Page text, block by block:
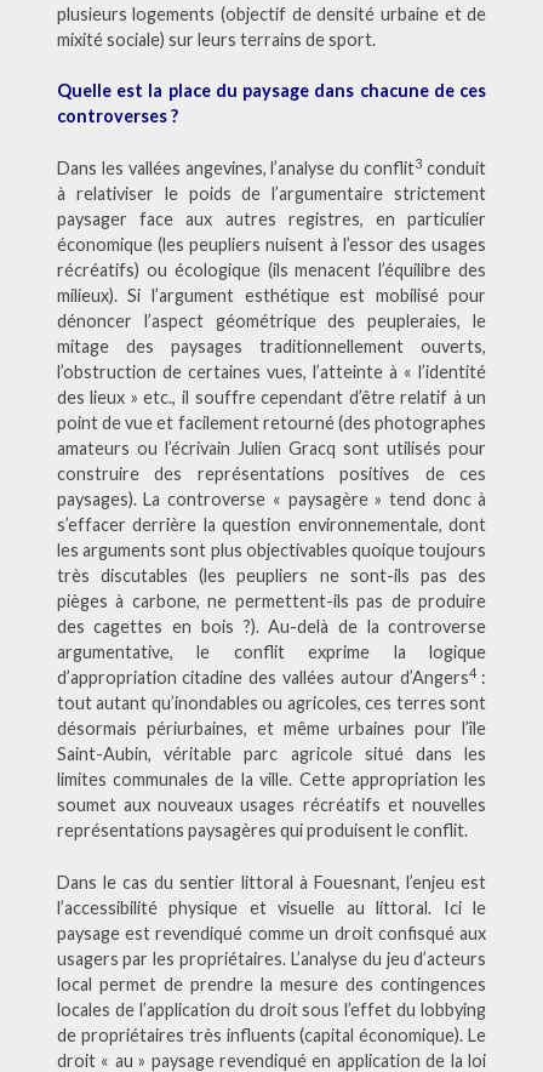
plusieurs logements (objectif de densité urbaine et de
mixité sociale) sur leurs terrains de sport.
Quelle est la place du paysage dans chacune de ces
controverses ?
Dans les vallées angevines, l’analyse du conflit3 conduit
à relativiser le poids de l’argumentaire strictement
paysager face aux autres registres, en particulier
économique (les peupliers nuisent à l’essor des usages
récréatifs) ou écologique (ils menacent l’équilibre des
milieux). Si l’argument esthétique est mobilisé pour
dénoncer l’aspect géométrique des peupleraies, le
mitage des paysages traditionnellement ouverts,
l’obstruction de certaines vues, l’atteinte à « l’identité
des lieux » etc., il souffre cependant d’être relatif à un
point de vue et facilement retourné (des photographes
amateurs ou l’écrivain Julien Gracq sont utilisés pour
construire des représentations positives de ces
paysages). La controverse « paysagère » tend donc à
s’effacer derrière la question environnementale, dont
les arguments sont plus objectivables quoique toujours
très discutables (les peupliers ne sont-ils pas des
pièges à carbone, ne permettent-ils pas de produire
des cagettes en bois ?). Au-delà de la controverse
argumentative, le conflit exprime la logique
d’appropriation citadine des vallées autour d’Angers4:
tout autant qu’inondables ou agricoles, ces terres sont
désormais périurbaines, et même urbaines pour l’île
Saint-Aubin, véritable parc agricole situé dans les
limites communales de la ville. Cette appropriation les
soumet aux nouveaux usages récréatifs et nouvelles
représentations paysagères qui produisent le conflit.
Dans le cas du sentier littoral à Fouesnant, l’enjeu est
l’accessibilité physique et visuelle au littoral. Ici le
paysage est revendiqué comme un droit confisqué aux
usagers par les propriétaires. L’analyse du jeu d’acteurs
local permet de prendre la mesure des contingences
locales de l’application du droit sous l’effet du lobbying
de propriétaires très influents (capital économique). Le
droit « au » paysage revendiqué en application de la loi